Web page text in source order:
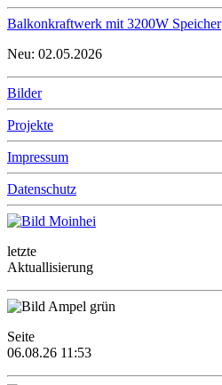
Balkonkraftwerk mit 3200W Speicher
Neu: 02.05.2026
Bilder
Projekte
Impressum
Datenschutz
letzte
Aktuallisierung
Seite
06.08.26 11:53